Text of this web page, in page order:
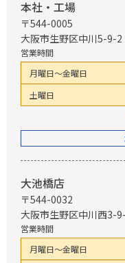
本社・工場
〒544-0005
大阪市生野区中川5-9-2
営業時間
月曜日～金曜日
土曜日
大池橋店
〒544-0032
大阪市生野区中川西3-
営業時間
月曜日～金曜日